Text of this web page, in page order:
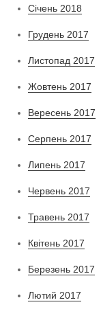
Січень 2018
Грудень 2017
Листопад 2017
Жовтень 2017
Вересень 2017
Серпень 2017
Липень 2017
Червень 2017
Травень 2017
Квітень 2017
Березень 2017
Лютий 2017